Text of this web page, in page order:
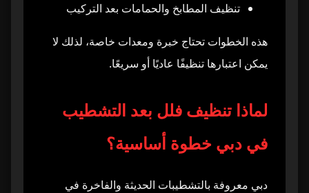
إهمال فتحات التكييف
عدم تنظيف الخزائن من الداخل
الاعتماد على عمالة غير متخصصة
التنظيف العميق؟
تنظيف المطابخ والحمامات بعد التركيب
هذه الخطوات تحتاج خبرة ومعدات خاصة، لذلك لا
يمكن اعتبارها تنظيفًا عاديًا أو سريعًا.
لماذا تنظيف فلل بعد التشطيب
في دبي خطوة أساسية؟
دبي معروفة بالتشطيبات الحديثة والفاخرة في